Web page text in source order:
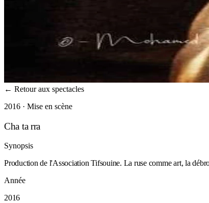
← Retour aux spectacles
2016 · Mise en scène
Cha ta rra
Synopsis
Production de l'Association Tifsouine. La ruse comme art, la
Année
2016